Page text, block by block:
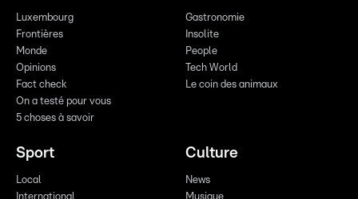
Luxembourg
Frontières
Monde
Opinions
Fact check
On a testé pour vous
5 choses à savoir
Gastronomie
Insolite
People
Tech World
Le coin des animaux
Sport
Local
Culture
News